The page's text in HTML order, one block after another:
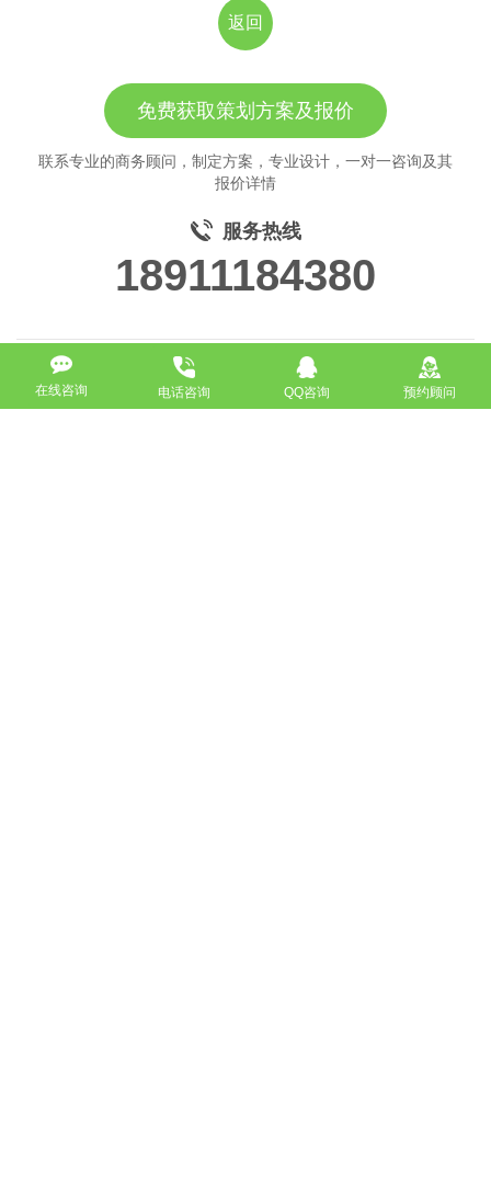
返回
免费获取策划方案及报价
联系专业的商务顾问，制定方案，专业设计，一对一咨询及其
报价详情
服务热线
18911184380
在线咨询 电话咨询 QQ咨询 预约顾问